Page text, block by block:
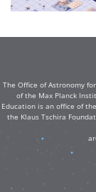
The Office of Astronomy
of the Max Planck
Education is an office of
the Klaus Tschira